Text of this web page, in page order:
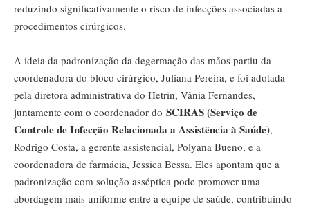
reduzindo significativamente o risco de infecções associadas a
procedimentos cirúrgicos.
A ideia da padronização da degermação das mãos partiu da
coordenadora do bloco cirúrgico, Juliana Pereira, e foi adotada
pela diretora administrativa do Hetrin, Vânia Fernandes,
juntamente com o coordenador do SCIRAS (Serviço de
Controle de Infecção Relacionada a Assistência à Saúde),
Rodrigo Costa, a gerente assistencial, Polyana Bueno, e a
coordenadora de farmácia, Jessica Bessa. Eles apontam que a
padronização com solução asséptica pode promover uma
abordagem mais uniforme entre a equipe de saúde, contribuindo